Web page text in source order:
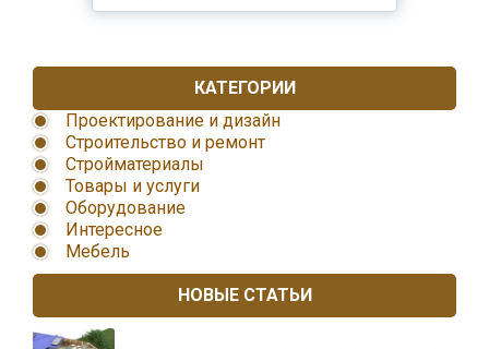
КАТЕГОРИИ
Проектирование и дизайн
Строительство и ремонт
Стройматериалы
Товары и услуги
Оборудование
Интересное
Мебель
НОВЫЕ СТАТЬИ